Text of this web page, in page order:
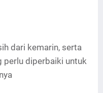
dari kemarin, serta
perlu diperbaiki untuk